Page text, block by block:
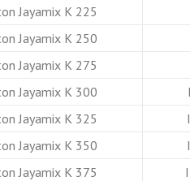
Jayamix K 225
Jayamix K 250
Jayamix K 275
Jayamix K 300
Jayamix K 325
Jayamix K 350
Jayamix K 375